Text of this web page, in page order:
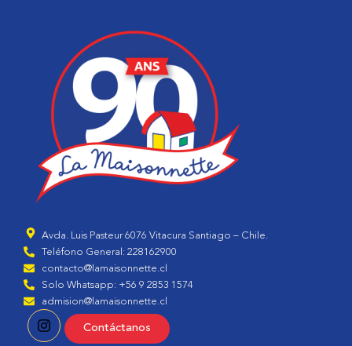
Avda. Luis Pasteur 6076 Vitacura Santiago – Chile.
Teléfono General: 228162900
contacto@lamaisonnette.cl
Solo Whatsapp: +56 9 2853 1574
admision@lamaisonnette.cl
Contáctanos